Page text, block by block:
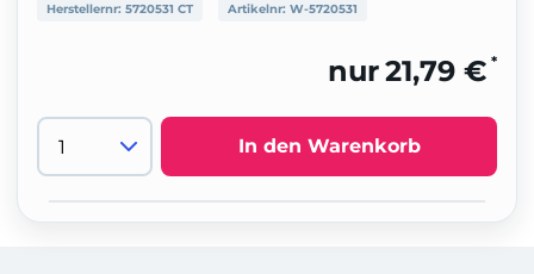
Herstellernr: 5720531 CT Artikelnr: W-5720531
nur21,79 € *
In den Warenkorb